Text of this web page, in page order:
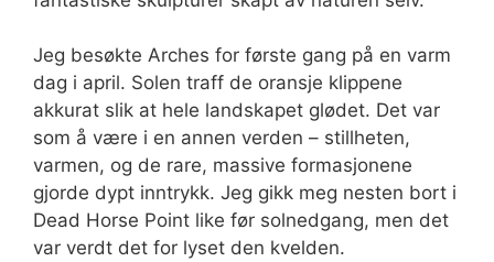
Jeg besøkte Arches for første gang på en varm
dag i april. Solen traff de oransje klippene
akkurat slik at hele landskapet glødet. Det var
som å være i en annen verden – stillheten,
varmen, og de rare, massive formasjonene
gjorde dypt inntrykk. Jeg gikk meg nesten bort i
Dead Horse Point like før solnedgang, men det
var verdt det for lyset den kvelden.